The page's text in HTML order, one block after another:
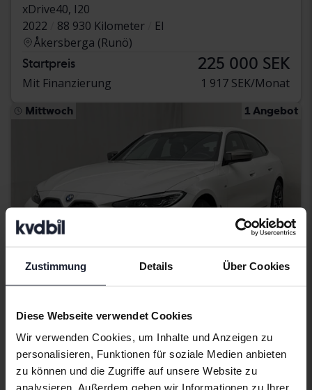
Zustimmung Details Über Cookies
Diese Webseite verwendet Cookies
Wir verwenden Cookies, um Inhalte und Anzeigen zu
personalisieren, Funktionen für soziale Medien anbieten
zu können und die Zugriffe auf unsere Website zu
analysieren. Außerdem geben wir Informationen zu Ihrer
xDrive40, I20
2022
88 930 Kilometer
El
Åkersberga (Runö)
Startpreis 225 000 SEK
Mit Finanzierung 1 917 SEK/Monat
Mittwoch 1 Angebot
Zertifiziert
BMW i4
M50 xDrive, G26
2024
45 130 Kilometer
El